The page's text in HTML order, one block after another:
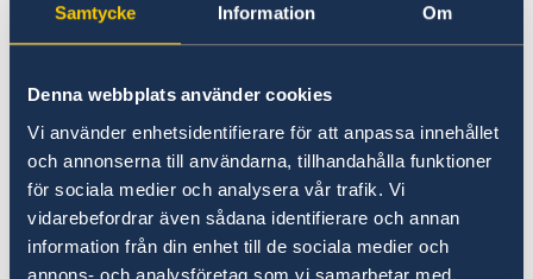
Samtycke Information Om
Denna webbplats använder cookies
Vi använder enhetsidentifierare för att anpassa innehållet
och annonserna till användarna, tillhandahålla funktioner
för sociala medier och analysera vår trafik. Vi
vidarebefordrar även sådana identifierare och annan
information från din enhet till de sociala medier och
annons- och analysföretag som vi samarbetar med.
Benjamin Dousa is the new Minister
for International Development
Cooperation and Foreign Trade. Today,
Prime Minister Ulf Kristersson
presented the Statement of
Government Policy in the Riksdag and
announced the Government’s new
ministers.